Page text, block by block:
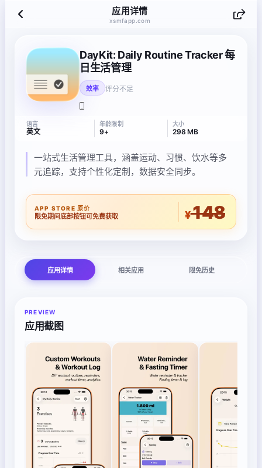
应用详情
xsmfapp.com
DayKit: Daily Routine Tracker 每
日生活管理
效率 评分不足
语言
英文
年龄限制
9+
大小
298 MB
一站式生活管理工具，涵盖运动、习惯、饮水等多
元追踪，支持个性化定制，数据安全同步。
APP STORE 原价
限免期间底部按钮可免费获取 ¥148
应用详情 相关应用 限免历史
PREVIEW
应用截图